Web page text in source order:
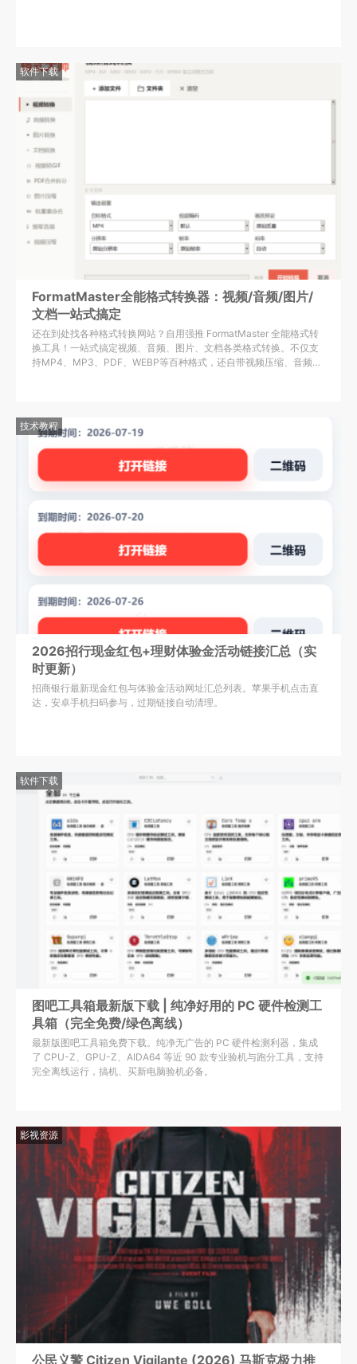
软件下载
FormatMaster全能格式转换器：视频/音频/图片/
文档一站式搞定
还在到处找各种格式转换网站？自用强推 FormatMaster 全能格式转
换工具！一站式搞定视频、音频、图片、文档各类格式转换。不仅支
持MP4、MP3、PDF、WEBP等百种格式，还自带视频压缩、音频提
技术教程
2026招行现金红包+理财体验金活动链接汇总（实
时更新）
招商银行最新现金红包与体验金活动网址汇总列表。苹果手机点击直
达，安卓手机扫码参与，过期链接自动清理。
软件下载
图吧工具箱最新版下载 | 纯净好用的 PC 硬件检测工
具箱（完全免费/绿色离线）
最新版图吧工具箱免费下载。纯净无广告的 PC 硬件检测利器，集成
了 CPU-Z、GPU-Z、AIDA64 等近 90 款专业验机与跑分工具，支持
完全离线运行，搞机、买新电脑验机必备。
影视资源
公民义警 Citizen Vigilante (2026) 马斯克极力推